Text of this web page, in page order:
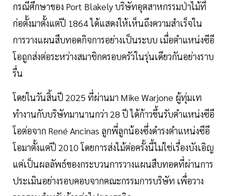
กรณีศึกษาของ Port Blakely บริษัทอุตสาหกรรมป่าไม้ที่
ก่อตั้งมาตั้งแต่ปี 1864 ได้แสดงให้เห็นถึงความสำเร็จใน
การวางแผนสืบทอดกิจการอย่างเป็นระบบ เมื่อตำแหน่งซีอี
โอถูกส่งต่อระหว่างสมาชิกครอบครัวในรุ่นเดียวกันอย่างราบ
รื่น
โดยในวันสิ้นปี 2025 ที่ผ่านมา Mike Warjone ผู้ทุ่มเท
ทำงานกับบริษัทมานานกว่า 28 ปี ได้ก้าวขึ้นรับตำแหน่งซีอี
โอต่อจาก René Ancinas ลูกพี่ลูกน้องซึ่งดำรงตำแหน่งซีอี
โอมาตั้งแต่ปี 2010 โดยการส่งไม้ต่อครั้งนี้ไม่ใช่เรื่องบังเอิญ
แต่เป็นผลลัพธ์ของกระบวนการวางแผนสืบทอดที่ผ่านการ
ประเมินอย่างรอบคอบจากคณะกรรมการบริษัท เพื่อวาง